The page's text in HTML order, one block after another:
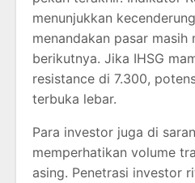
menunjukkan
menandakan pasar masih
berikutnya. Jika IHSG
resistance di 7.300,
terbuka lebar.
Para investor juga di
memperhatikan volume
asing. Penetrasi investor